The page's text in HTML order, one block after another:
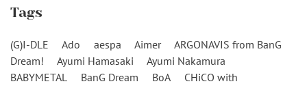
Tags
(G)I-DLE Ado aespa Aimer
ARGONAVIS from BanG
Dream!
Ayumi Hamasaki
Ayumi Nakamura
BABYMETAL
BanG Dream BoA
CHiCO with